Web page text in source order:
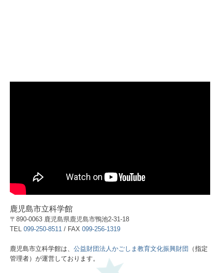
鹿児島市立科学館
〒890-0063 鹿児島県鹿児島市鴨池2-31-18
TEL 099-250-8511 / FAX 099-256-1319
鹿児島市立科学館は、 公益財団法人かごしま教育文化振興財団
（指定
管理者）が運営しております。